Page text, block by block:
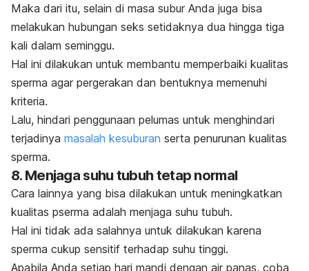
Maka dari itu, selain di masa subur Anda juga bisa
melakukan hubungan seks setidaknya dua hingga tiga
kali dalam seminggu.
Hal ini dilakukan untuk membantu memperbaiki kualitas
sperma agar pergerakan dan bentuknya memenuhi
kriteria.
Lalu, hindari penggunaan pelumas untuk menghindari
terjadinya masalah kesuburan serta penurunan kualitas
sperma.
8. Menjaga suhu tubuh tetap normal
Cara lainnya yang bisa dilakukan untuk meningkatkan
kualitas pserma adalah menjaga suhu tubuh.
Hal ini tidak ada salahnya untuk dilakukan karena
sperma cukup sensitif terhadap suhu tinggi.
Apabila Anda setiap hari mandi dengan air panas, coba